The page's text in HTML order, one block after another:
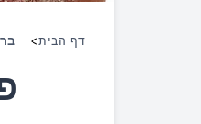
דף הבית>